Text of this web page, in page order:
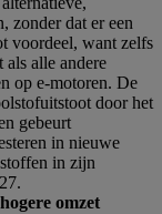
zonder dat er een
voordeel, want zelfs
alle andere
op e-motoren. De
door het
gebeurt
in nieuwe
in zijn
omzet